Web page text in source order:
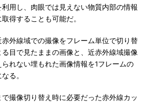
用し、肉眼では見えない物質内部の情報
得することも可能だ。
外線域での撮像をフレーム単位で切り替
目で見たままの画像と、近赤外線域撮像
れない埋もれた画像情報を1フレームの
る。
撮像切り替え時に必要だった赤外線カッ